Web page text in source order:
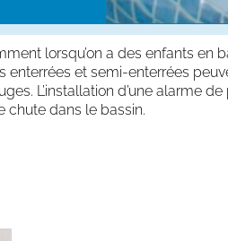
lorsqu’on a des enfants en
et semi-enterrées
L’installation d’une alarme
chute dans le bassin.